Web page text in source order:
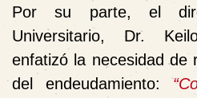
Por su parte, el
Universitario, Dr.
enfatizó la necesidad de
del endeudamiento: